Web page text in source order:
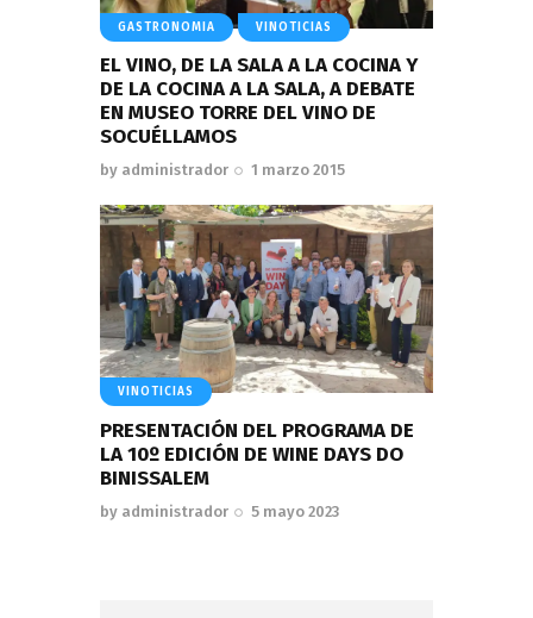
GASTRONOMIA VINOTICIAS
EL VINO, DE LA SALA A LA COCINA Y
DE LA COCINA A LA SALA, A DEBATE
EN MUSEO TORRE DEL VINO DE
SOCUÉLLAMOS
by administrador 1 marzo 2015
VINOTICIAS
PRESENTACIÓN DEL PROGRAMA DE
LA 10º EDICIÓN DE WINE DAYS DO
BINISSALEM
by administrador 5 mayo 2023